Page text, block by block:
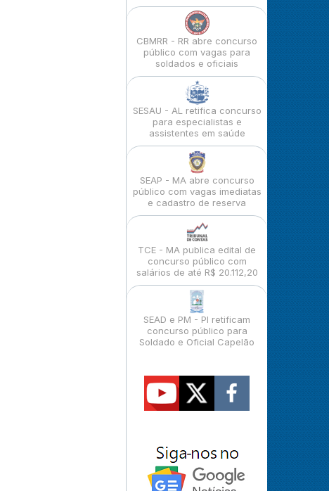
CBMRR - RR abre concurso
público com vagas para
soldados e oficiais
SESAU - AL retifica concurso
para especialistas e
assistentes em saúde
SEAP - MA abre concurso
público com vagas imediatas
e cadastro de reserva
TCE - MA publica edital de
concurso público com
salários de até R$ 20.112,20
SEAD e PM - PI retificam
concurso público para
Soldado e Oficial Capelão